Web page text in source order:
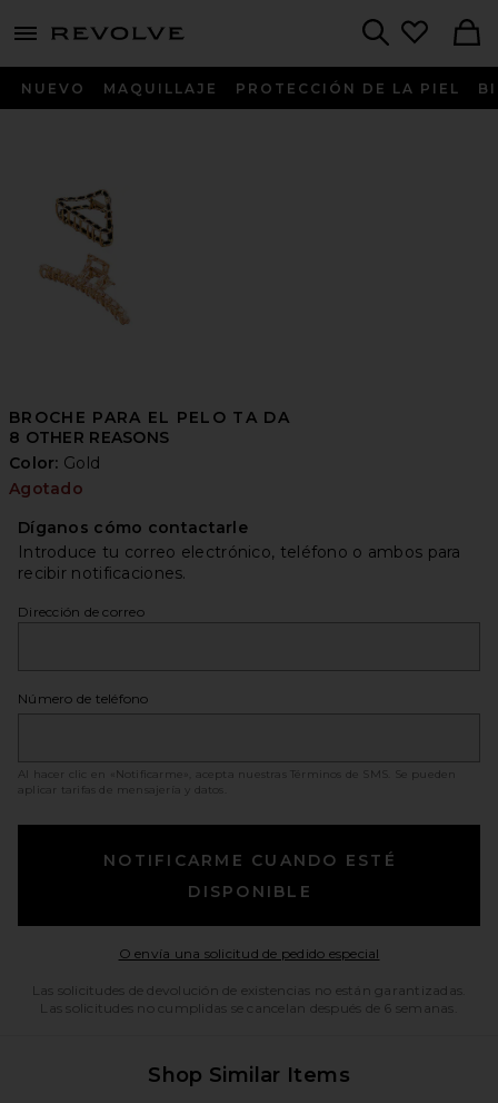
menu - shows more content
NUEVO MAQUILLAJE PROTECCIÓN DE LA PIEL
BROCHE PARA EL PELO TA DA
8 OTHER REASONS
Color: Gold
Agotado
Díganos cómo contactarle
Introduce tu correo electrónico, teléfono o ambos para
recibir notificaciones.
Dirección de correo
Número de teléfono
Al hacer clic en «Notificarme», acepta nuestras Términos de SMS
. Se pueden
aplicar tarifas de mensajería y datos.
NOTIFICARME CUANDO ESTÉ
DISPONIBLE
O envía una solicitud de pedido especial
Las solicitudes de devolución de existencias no están garantizadas.
Las solicitudes no cumplidas se cancelan después de 6 semanas.
Shop Similar Items